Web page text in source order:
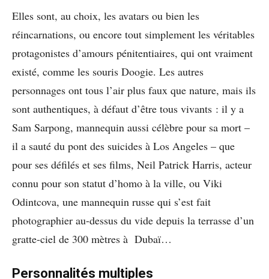
Elles sont, au choix, les avatars ou bien les
réincarnations, ou encore tout simplement les véritables
protagonistes d’amours pénitentiaires, qui ont vraiment
existé, comme les souris Doogie. Les autres
personnages ont tous l’air plus faux que nature, mais ils
sont authentiques, à défaut d’être tous vivants : il y a
Sam Sarpong, mannequin aussi célèbre pour sa mort –
il a sauté du pont des suicides à Los Angeles – que
pour ses défilés et ses films, Neil Patrick Harris, acteur
connu pour son statut d’homo à la ville, ou Viki
Odintcova, une mannequin russe qui s’est fait
photographier au-dessus du vide depuis la terrasse d’un
gratte-ciel de 300 mètres à Dubaï…
Personnalités multiples